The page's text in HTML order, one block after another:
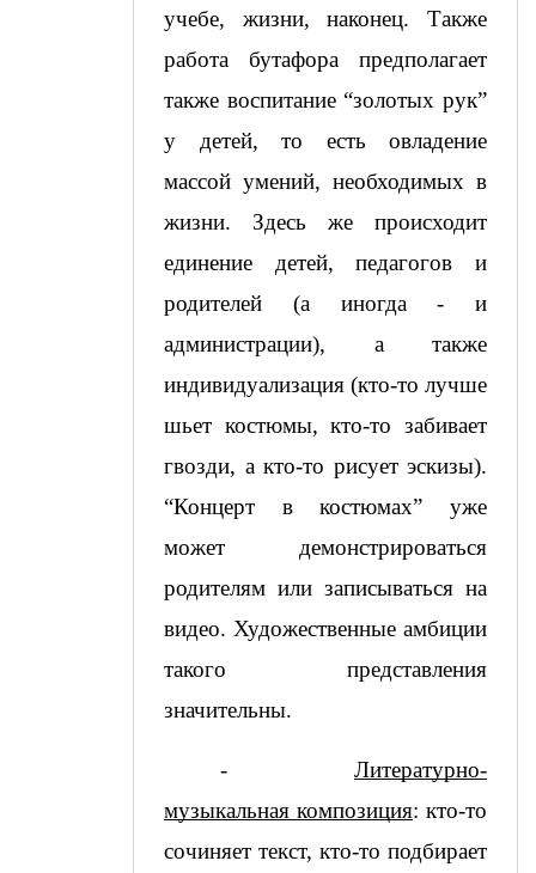
учебе, жизни, наконец. Также
работа бутафора предполагает
также воспитание “золотых рук”
у детей, то есть овладение
массой умений, необходимых в
жизни. Здесь же происходит
единение детей, педагогов и
родителей (а иногда - и
администрации), а также
индивидуализация (кто-то лучше
шьет костюмы, кто-то забивает
гвозди, а кто-то рисует эскизы).
“Концерт в костюмах” уже
может демонстрироваться
родителям или записываться на
видео. Художественные амбиции
такого представления
значительны.
- Литературно-
музыкальная композиция: кто-то
сочиняет текст, кто-то подбирает